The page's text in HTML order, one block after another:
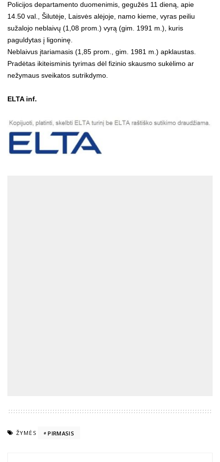
Policijos departamento duomenimis, gegužės 11 dieną, apie
14.50 val., Šilutėje, Laisvės alėjoje, namo kieme, vyras peiliu
sužalojo neblaivų (1,08 prom.) vyrą (gim. 1991 m.), kuris
paguldytas į ligoninę.
Neblaivus įtariamasis (1,85 prom., gim. 1981 m.) apklaustas.
Pradėtas ikiteisminis tyrimas dėl fizinio skausmo sukėlimo ar
nežymaus sveikatos sutrikdymo.
ELTA inf.
ŽYMĖS PIRMASIS